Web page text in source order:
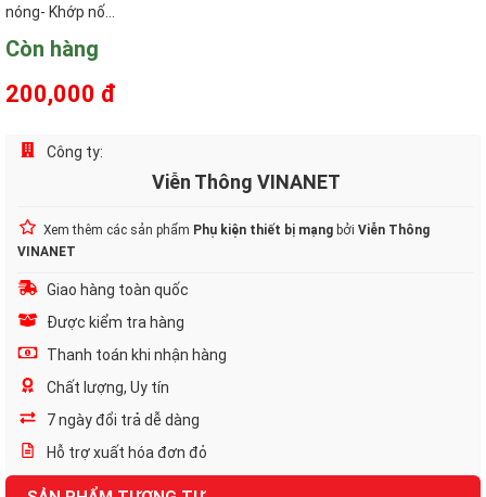
nóng- Khớp nố...
Còn hàng
200,000 đ
Công ty:
Viễn Thông VINANET
Xem thêm các sản phẩm Phụ kiện thiết bị mạng bởi Viễn Thông
VINANET
Giao hàng toàn quốc
Được kiểm tra hàng
Thanh toán khi nhận hàng
Chất lượng, Uy tín
7 ngày đổi trả dễ dàng
Hỗ trợ xuất hóa đơn đỏ